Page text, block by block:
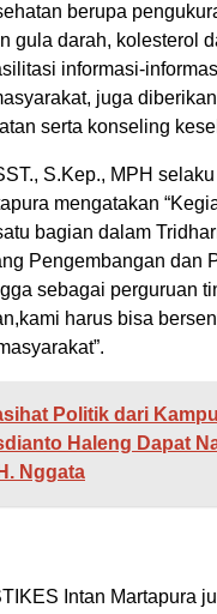
berupa
gula darah, kolesterol
informasi-
juga
serta konseling
S.Kep., MPH
mengatakan
bagian dalam
Pengembangan dan
sebagai perguruan
harus bisa
Politik dari
Haleng Dapat
Nggata
Intan Martapura